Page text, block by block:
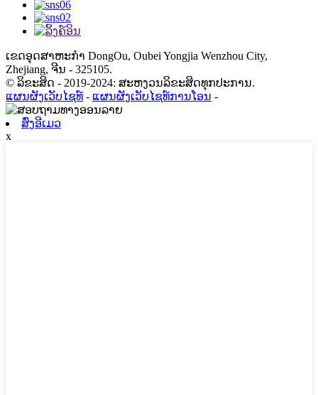
ເຂດ​ອຸດ​ສາ​ຫະ​ກໍາ DongOu, Oubei Yongjia Wenzhou City,
Zhejiang, ຈີນ - 325105.
© ລິຂະສິດ - 2019-2024: ສະຫງວນລິຂະສິດທຸກປະການ.
ແຜນຜັງເວັບໄຊທ໌ - ແຜນຜັງເວັບໄຊທ໌ການໂອນ -
ສົ່ງອີເມວ
x